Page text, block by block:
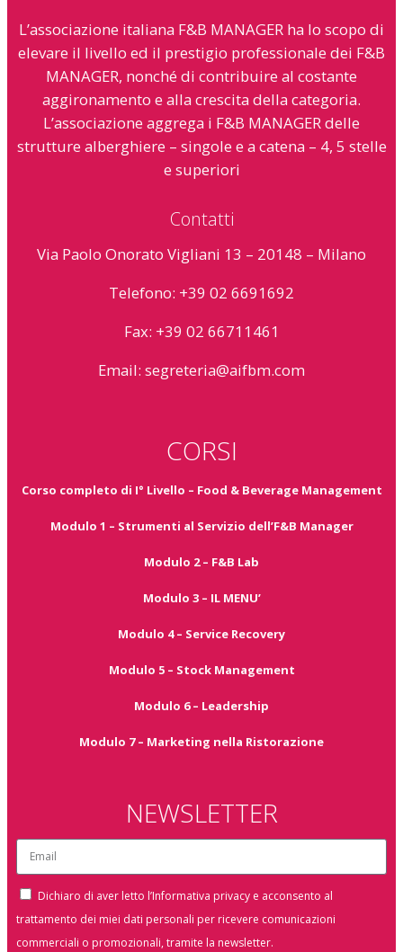
L’associazione italiana F&B MANAGER ha lo scopo di
elevare il livello ed il prestigio professionale dei F&B
MANAGER, nonché di contribuire al costante
aggironamento e alla crescita della categoria.
L’associazione aggrega i F&B MANAGER delle
strutture alberghiere – singole e a catena – 4, 5 stelle
e superiori
Contatti
Via Paolo Onorato Vigliani 13 – 20148 – Milano
Telefono: +39 02 6691692
Fax: +39 02 66711461
Email: segreteria@aifbm.com
CORSI
Corso completo di I° Livello – Food & Beverage Management
Modulo 1 – Strumenti al Servizio dell’F&B Manager
Modulo 2 – F&B Lab
Modulo 3 – IL MENU’
Modulo 4 – Service Recovery
Modulo 5 – Stock Management
Modulo 6 – Leadership
Modulo 7 – Marketing nella Ristorazione
NEWSLETTER
Dichiaro di aver letto l’Informativa privacy e acconsento al
trattamento dei miei dati personali per ricevere comunicazioni
commerciali o promozionali, tramite la newsletter.